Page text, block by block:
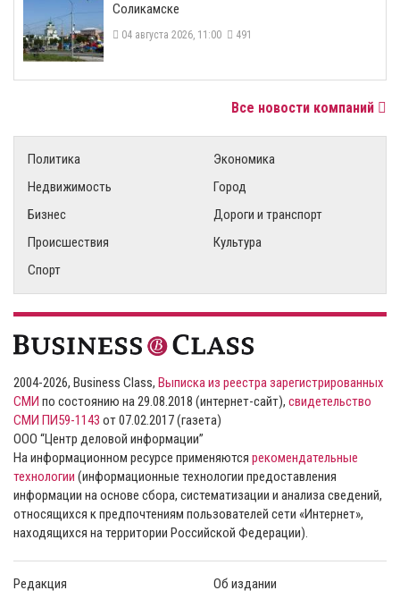
Соликамске
04 августа 2026, 11:00 491
Все новости компаний
Политика
Экономика
Недвижимость
Город
Бизнес
Дороги и транспорт
Происшествия
Культура
Спорт
2004-2026, Business Class, Выписка из реестра зарегистрированных
СМИ по состоянию на 29.08.2018 (интернет-сайт), свидетельство
СМИ ПИ59-1143 от 07.02.2017 (газета)
ООО “Центр деловой информации”
На информационном ресурсе применяются рекомендательные
технологии (информационные технологии предоставления
информации на основе сбора, систематизации и анализа сведений,
относящихся к предпочтениям пользователей сети «Интернет»,
находящихся на территории Российской Федерации).
Редакция Об издании